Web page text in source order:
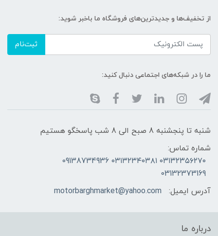
از تخفیف‌ها و جدیدترین‌های فروشگاه ما باخبر شوید:
ثبت‌نام
ما را در شبکه‌های اجتماعی دنبال کنید:
شنبه تا پنجشنبه 8 صبح الی 8 شب پاسخگو هستیم
شماره تماس:
۰۳۱۳۲۳۵۶۲۷۰ ۰۳۱۳۲۳۴۰۳۸۱ 09138734936
03132373169
آدرس ایمیل:
motorbarghmarket@yahoo.com
درباره ما